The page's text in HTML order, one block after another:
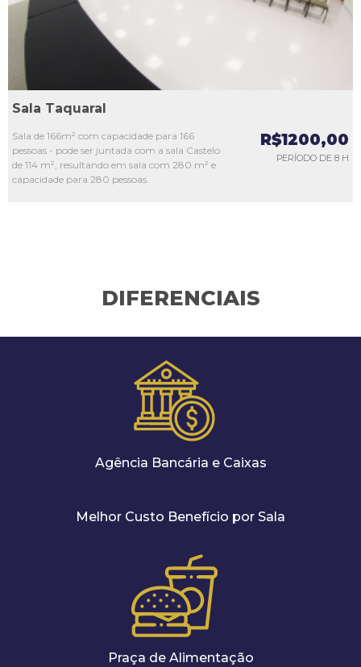
Sala Taquaral
Sala de 166m² com capacidade para 166
pessoas - pode ser juntada com a sala Castelo
de 114 m², resultando em sala com 280 m² e
capacidade para 280 pessoas.
R$1200,00
PERÍODO DE 8 H
DIFERENCIAIS
Agência Bancária e Caixas
Melhor Custo Benefício por Sala
Praça de Alimentação